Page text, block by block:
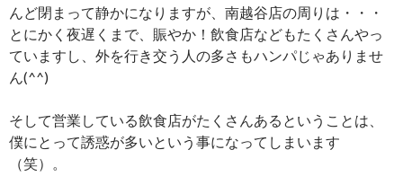
んど閉まって静かになりますが、南越谷店の周りは・・・
とにかく夜遅くまで、賑やか！飲食店などもたくさんやっ
ていますし、外を行き交う人の多さもハンパじゃありませ
ん(^^)
そして営業している飲食店がたくさんあるということは、
僕にとって誘惑が多いという事になってしまいます
（笑）。